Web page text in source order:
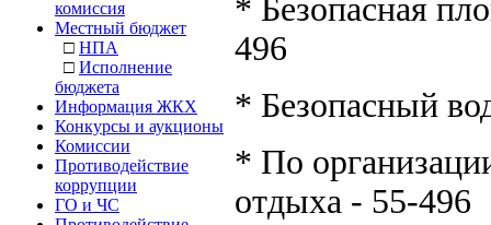
комиссия
Местный бюджет
□ НПА
□ Исполнение
бюджета
Информация ЖКХ
Конкурсы и аукционы
Комиссии
Противодействие
коррупции
ГО и ЧС
* Безопасная
496
* Безопасный
* По
отдыха - 55-496